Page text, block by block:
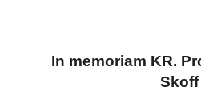
In memoriam KR.
Skoff